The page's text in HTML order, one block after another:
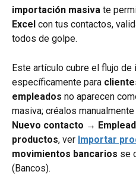
importación masiva te
Excel con tus contactos,
todos de golpe.
Este artículo cubre el flujo de
específicamente para
empleados no aparecen
masiva; créalos
Nuevo contacto →
productos, ver Importar
movimientos bancarios se
(Bancos).